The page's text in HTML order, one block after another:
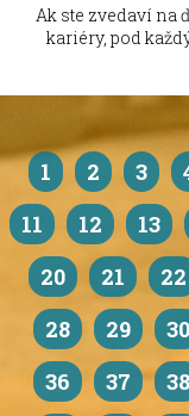
Ak ste zvedaví na
kariéry, pod
1 2 3
11
12 13
20
21 22
28
29 30
36
37 38